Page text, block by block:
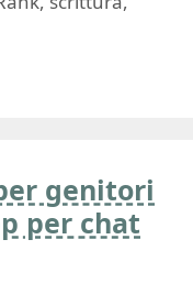
genitori
per chat